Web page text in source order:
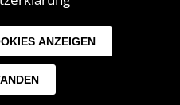
Alle Rechte
ANZEIGEN